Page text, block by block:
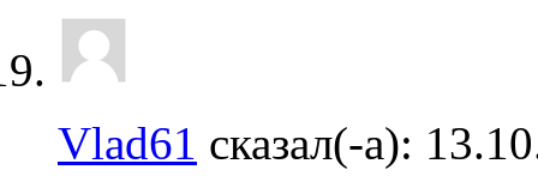
Vlad61 сказал(-а):